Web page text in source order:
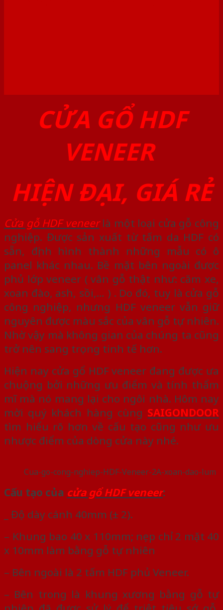
CỬA GỔ HDF
VENEER
HIỆN ĐẠI, GIÁ RẺ
Cửa gỗ HDF veneerlà một loại cửa gỗ công
nghiệp. Được sản xuất từ tấm da HDF có
sẵn, định hình thành những mẫu có ô
panel khác nhau. Bề mặt bên ngoài được
phủ lớp veneer ( vân gỗ thật như: căm xe,
xoan đào, ash, sồi,… ) . Do đó, tuy là cửa gỗ
công nghiệp, nhưng HDF veneer vẫn giữ
nguyên được màu sắc của vân gỗ tự nhiên.
Nhờ vậy mà không gian của chúng ta cũng
trở nên sang trọng tinh tế hơn.
Hiện nay cửa gổ HDF veneer đang được ưa
chuộng bởi những ưu điểm và tính thẩm
mĩ mà nó mang lại cho ngôi nhà. Hôm nay
mời quý khách hàng cùng SAIGONDOOR
tìm hiểu rõ hơn về cấu tạo cũng như ưu
nhược điểm của dòng cửa này nhé.
Cua-go-cong-nghiep-HDF-Veneer-2A-xoan-dao-lum
Cấu tạo của cửa gổ HDF veneer:
_ Độ dày cánh 40mm (± 2).
– Khung bao 40 x 110mm; nẹp chỉ 2 mặt 40
x 10mm làm bằng gỗ tự nhiên
– Bên ngoài là 2 tấm HDF phủ Veneer.
– Bên trong là khung xương bằng gỗ tự